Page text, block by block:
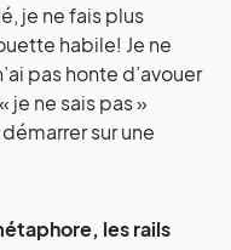
je ne fais plus
habile! Je ne
pas honte d’avouer
je ne sais pas »
sur une
les rails